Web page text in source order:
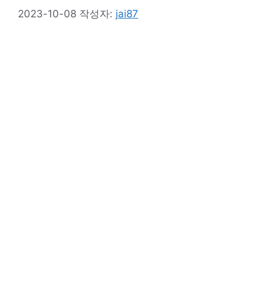
2023-10-08 작성자: jai87